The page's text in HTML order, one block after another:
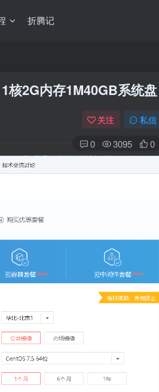
折腾记
核2G内存1M40GB系统盘
关注 私信
0 3095 0